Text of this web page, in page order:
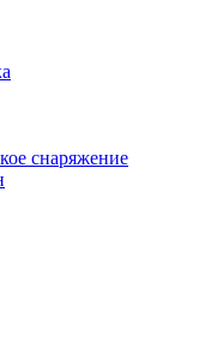
снаряжение